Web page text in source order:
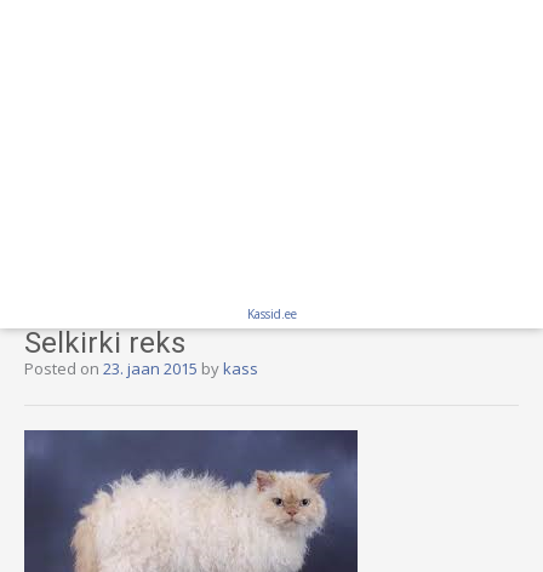
Kassid.ee
Selkirki reks
Posted on 23. jaan 2015 bykass